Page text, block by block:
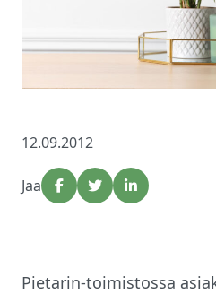
12.09.2012
Jaa
Pietarin-toimistossa